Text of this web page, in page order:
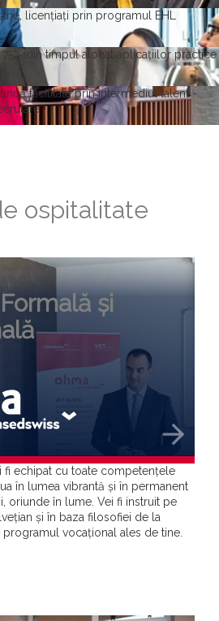
licențiați prin programul EHL
din timpul alocat aplicațiilor practice
facilitate prin intermediul talent -
ospitalitate
și
arrow_forward
fi echipat cu toate competențele
în lumea vibrantă și în permanent
oriunde în lume. Vei fi instruit pe
și în baza filosofiei de la
programul vocațional ales de tine.